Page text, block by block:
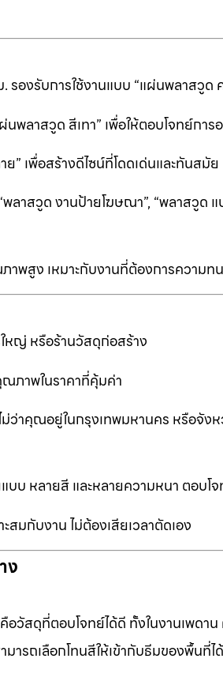
องรับการใช้งานแบบ “แผ่นพลาสวูด
นพลาสวูด สีเทา” เพื่อให้ตอบโจทย์ก
” เพื่อสร้างดีไซน์ที่โดดเด่นและทันสมัย
พลาสวูด งานป้ายโฆษณา”, “พลาสวูด
าพสูง เหมาะกับงานที่ต้องการความ
หญ่ หรือร้านวัสดุก่อสร้าง
ภาพในราคาที่คุ้มค่า
าคุณอยู่ในกรุงเทพมหานคร หรือจัง
บ หลายสี และหลายความหนา ตอบโ
สมกับงาน ไม่ต้องเสียเวลาตัดเอง
ง
สดุที่ตอบโจทย์ได้ดี ทั้งในงานเพดาน
ารถเลือกโทนสีให้เข้ากับธีมของพื้นที่